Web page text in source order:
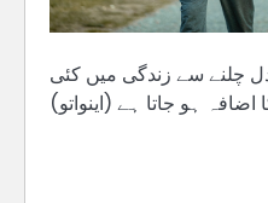
چلنے سے زندگی میں کئی
ہو جاتا ہے (اینواتو)